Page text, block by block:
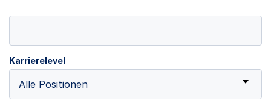
Karrierelevel
Alle Positionen